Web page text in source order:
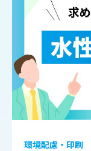
環境配慮・印刷